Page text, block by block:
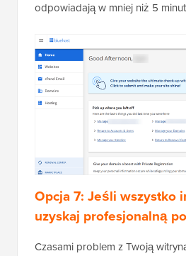
odpowiadają w mniej niż 5
Opcja 7: Jeśli wszystko
uzyskaj profesjonalną
Czasami problem z Twoją